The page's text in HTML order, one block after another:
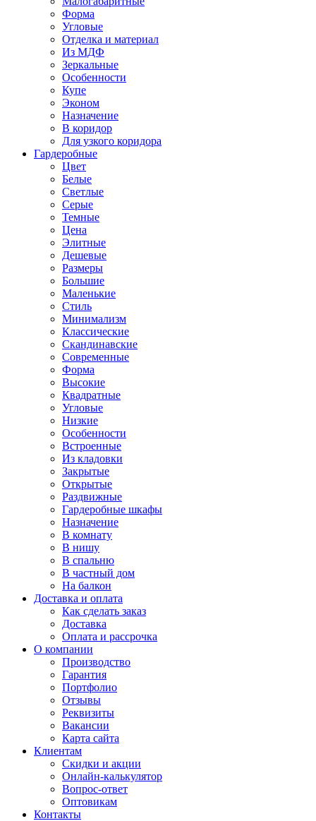
Форма
Угловые
Отделка и материал
Из МДФ
Зеркальные
Особенности
Купе
Эконом
Назначение
В коридор
Для узкого коридора
Гардеробные
Цвет
Белые
Светлые
Серые
Темные
Цена
Элитные
Дешевые
Размеры
Большие
Маленькие
Стиль
Минимализм
Классические
Скандинавские
Современные
Форма
Высокие
Квадратные
Угловые
Низкие
Особенности
Встроенные
Из кладовки
Закрытые
Открытые
Раздвижные
Гардеробные шкафы
Назначение
В комнату
В нишу
В спальню
В частный дом
На балкон
Доставка и оплата
Как сделать заказ
Доставка
Оплата и рассрочка
О компании
Производство
Гарантия
Портфолио
Отзывы
Реквизиты
Вакансии
Карта сайта
Клиентам
Скидки и акции
Онлайн-калькулятор
Вопрос-ответ
Оптовикам
Контакты